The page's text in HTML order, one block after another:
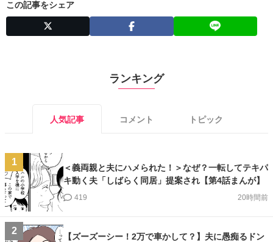
この記事をシェア
ランキング
人気記事 コメント トピック
1
＜義両親と夫にハメられた！＞なぜ？一転してテキパ
キ動く夫「しばらく同居」提案され【第4話まんが】
20時間前
419
2
【ズーズーシー！2万で車かして？】夫に愚痴るドン